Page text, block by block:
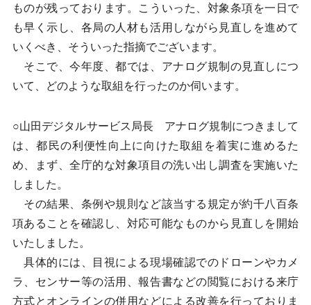
ものが残っております。こういった、対象条項を一日で
も早く示し、各局の人材も活用しながら見直しを進めて
いくべき、そういった指摘でございます。
そこで、今年度、都では、アナログ規制の見直しにつ
いて、どのような取組を行ったのか伺います。
○山田デジタルサービス局長 アナログ規制につきまして
は、都民の利便性向上に向けた取組を着実に進めるた
め、まず、全庁的な対象項目の洗い出し調査を実施いた
しました。
その結果、条例や規則など該当する規定が約千八百条
項あることを確認し、対応可能なものから見直しを開始
いたしました。
具体的には、目視による現場確認でのドローンやカメ
ラ、センサー等の活用、報告書などの閲覧における来庁
方式とオンラインの併用などによる改善を行っておりま